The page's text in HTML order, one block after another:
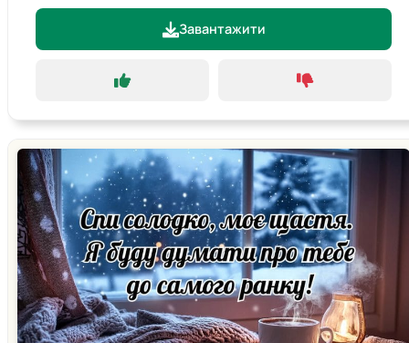
Завантажити